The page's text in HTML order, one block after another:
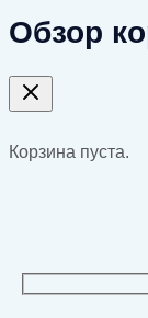
Обзор
Корзина пуста.